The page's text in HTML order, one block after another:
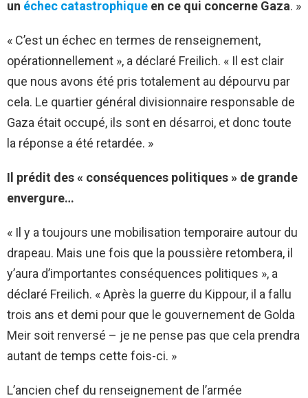
un échec catastrophique en ce qui concerne Gaza. »
« C’est un échec en termes de renseignement,
opérationnellement », a déclaré Freilich. « Il est clair
que nous avons été pris totalement au dépourvu par
cela. Le quartier général divisionnaire responsable de
Gaza était occupé, ils sont en désarroi, et donc toute
la réponse a été retardée. »
Il prédit des « conséquences politiques » de grande
envergure…
« Il y a toujours une mobilisation temporaire autour du
drapeau. Mais une fois que la poussière retombera, il
y’aura d’importantes conséquences politiques », a
déclaré Freilich. « Après la guerre du Kippour, il a fallu
trois ans et demi pour que le gouvernement de Golda
Meir soit renversé – je ne pense pas que cela prendra
autant de temps cette fois-ci. »
L’ancien chef du renseignement de l’armée